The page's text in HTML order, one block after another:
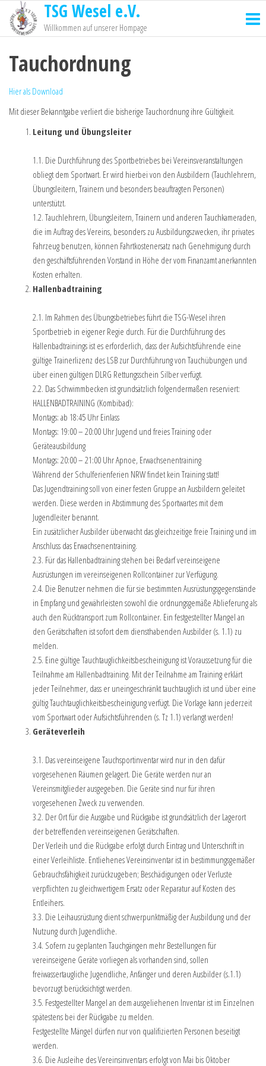
TSG Wesel e.V.
Willkommen auf unserer Hompage
Tauchordnung
Hier als Download
Mit dieser Bekanntgabe verliert die bisherige Tauchordnung ihre Gültigkeit.
Leitung und Übungsleiter
1.1. Die Durchführung des Sportbetriebes bei Vereinsveranstaltungen
obliegt dem Sportwart. Er wird hierbei von den Ausbildern (Tauchlehrern,
Übungsleitern, Trainern und besonders beauftragten Personen)
unterstützt.
1.2. Tauchlehrern, Übungsleitern, Trainern und anderen Tauchkameraden,
die im Auftrag des Vereins, besonders zu Ausbildungszwecken, ihr privates
Fahrzeug benutzen, können Fahrtkostenersatz nach Genehmigung durch
den geschäftsführenden Vorstand in Höhe der vom Finanzamt anerkannten
Kosten erhalten.
Hallenbadtraining
2.1. Im Rahmen des Übungsbetriebes führt die TSG-Wesel ihren
Sportbetrieb in eigener Regie durch. Für die Durchführung des
Hallenbadtrainings ist es erforderlich, dass der Aufsichtsführende eine
gültige Trainerlizenz des LSB zur Durchführung von Tauchübungen und
über einen gültigen DLRG Rettungsschein Silber verfügt.
2.2. Das Schwimmbecken ist grundsätzlich folgendermaßen reserviert:
HALLENBADTRAINING (Kombibad):
Montags: ab 18:45 Uhr Einlass
Montags: 19:00 – 20:00 Uhr Jugend und freies Training oder
Geräteausbildung
Montags: 20:00 – 21:00 Uhr Apnoe, Erwachsenentraining
Während der Schulferienferien NRW findet kein Training statt!
Das Jugendtraining soll von einer festen Gruppe an Ausbildern geleitet
werden. Diese werden in Abstimmung des Sportwartes mit dem
Jugendleiter benannt.
Ein zusätzlicher Ausbilder überwacht das gleichzeitige freie Training und im
Anschluss das Erwachsenentraining.
2.3. Für das Hallenbadtraining stehen bei Bedarf vereinseigene
Ausrüstungen im vereinseigenen Rollcontainer zur Verfügung.
2.4. Die Benutzer nehmen die für sie bestimmten Ausrüstungsgegenstände
in Empfang und gewährleisten sowohl die ordnungsgemäße Ablieferung als
auch den Rücktransport zum Rollcontainer. Ein festgestellter Mangel an
den Gerätschaften ist sofort dem diensthabenden Ausbilder (s. 1.1) zu
melden.
2.5. Eine gültige Tauchtauglichkeitsbescheinigung ist Voraussetzung für die
Teilnahme am Hallenbadtraining. Mit der Teilnahme am Training erklärt
jeder Teilnehmer, dass er uneingeschränkt tauchtauglich ist und über eine
gültig Tauchtauglichkeitsbescheinigung verfügt. Die Vorlage kann jederzeit
vom Sportwart oder Aufsichtsführenden (s. Tz 1.1) verlangt werden!
Geräteverleih
3.1. Das vereinseigene Tauchsportinventar wird nur in den dafür
vorgesehenen Räumen gelagert. Die Geräte werden nur an
Vereinsmitglieder ausgegeben. Die Geräte sind nur für ihren
vorgesehenen Zweck zu verwenden.
3.2. Der Ort für die Ausgabe und Rückgabe ist grundsätzlich der Lagerort
der betreffenden vereinseigenen Gerätschaften.
Der Verleih und die Rückgabe erfolgt durch Eintrag und Unterschrift in
einer Verleihliste. Entliehenes Vereinsinventar ist in bestimmungsgemäßer
Gebrauchsfähigkeit zurückzugeben; Beschädigungen oder Verluste
verpflichten zu gleichwertigem Ersatz oder Reparatur auf Kosten des
Entleihers.
3.3. Die Leihausrüstung dient schwerpunktmäßig der Ausbildung und der
Nutzung durch Jugendliche.
3.4. Sofern zu geplanten Tauchgängen mehr Bestellungen für
vereinseigene Geräte vorliegen als vorhanden sind, sollen
freiwassertaugliche Jugendliche, Anfänger und deren Ausbilder (s.1.1)
bevorzugt berücksichtigt werden.
3.5. Festgestellter Mangel an dem ausgeliehenen Inventar ist im Einzelnen
spätestens bei der Rückgabe zu melden.
Festgestellte Mängel dürfen nur von qualifizierten Personen beseitigt
werden.
3.6. Die Ausleihe des Vereinsinventars erfolgt von Mai bis Oktober